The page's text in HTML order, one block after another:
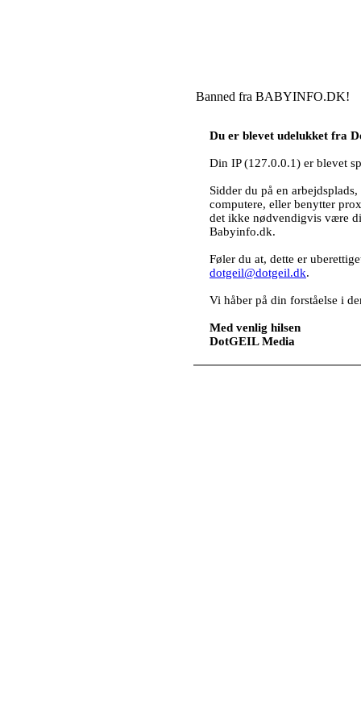
Banned fra BABYINFO.DK!
Du er blevet udelukket fra
Din IP (127.0.0.1) er blevet
Sidder du på en
computere, eller benytter
det ikke nødvendigvis være
Babyinfo.dk.
Føler du at, dette er
dotgeil@dotgeil.dk.
Vi håber på din forståelse i
Med venlig hilsen
DotGEIL Media